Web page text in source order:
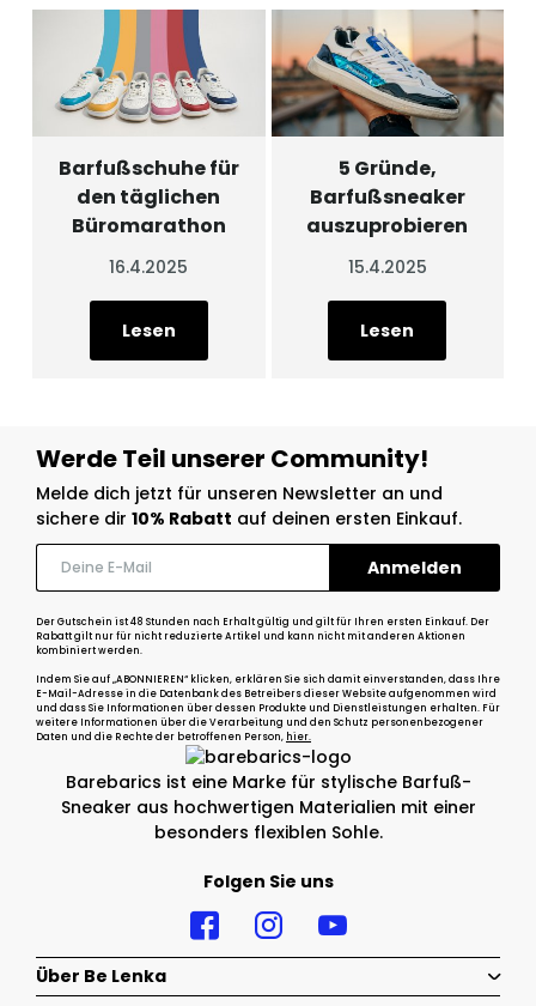
5 Gründe,
Barfußsneaker
auszuprobieren
15.4.2025
Lesen
­­­­­­­­­­­­­­­­­­­­­­­­­­­­­­Barfußschuhe für
den täglichen
Büromarathon
16.4.2025
Lesen
Barebarics ist eine Marke für stylische Barfuß-
Sneaker aus hochwertigen Materialien mit einer
besonders flexiblen Sohle.
Folgen Sie uns
Werde Teil unserer Community!
Melde dich jetzt für unseren Newsletter an und
sichere dir 10% Rabatt auf deinen ersten Einkauf.
Der Gutschein ist 48 Stunden nach Erhalt gültig und gilt für Ihren ersten Einkauf. Der
Rabatt gilt nur für nicht reduzierte Artikel und kann nicht mit anderen Aktionen
kombiniert werden.
Indem Sie auf „ABONNIEREN“ klicken, erklären Sie sich damit einverstanden, dass Ihre
E-Mail-Adresse in die Datenbank des Betreibers dieser Website aufgenommen wird
und dass Sie Informationen über dessen Produkte und Dienstleistungen erhalten. Für
weitere Informationen über die Verarbeitung und den Schutz personenbezogener
Daten und die Rechte der betroffenen Person, hier.
Über Be Lenka